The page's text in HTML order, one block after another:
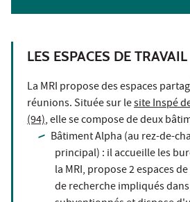
LES ESPACES DE TRAVAIL
La MRI propose des espaces
réunions. Située sur lesite Inspé
(94), elle se compose de deux
Bâtiment Alpha (au rez-de-
principal) : il accueille les
la MRI, propose 2 espaces
de recherche impliqués